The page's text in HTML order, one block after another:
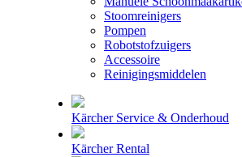
Stoomreinigers
Pompen
Robotstofzuigers
Accessoire
Reinigingsmiddelen
Kärcher Service & Onderhoud
Kärcher Rental